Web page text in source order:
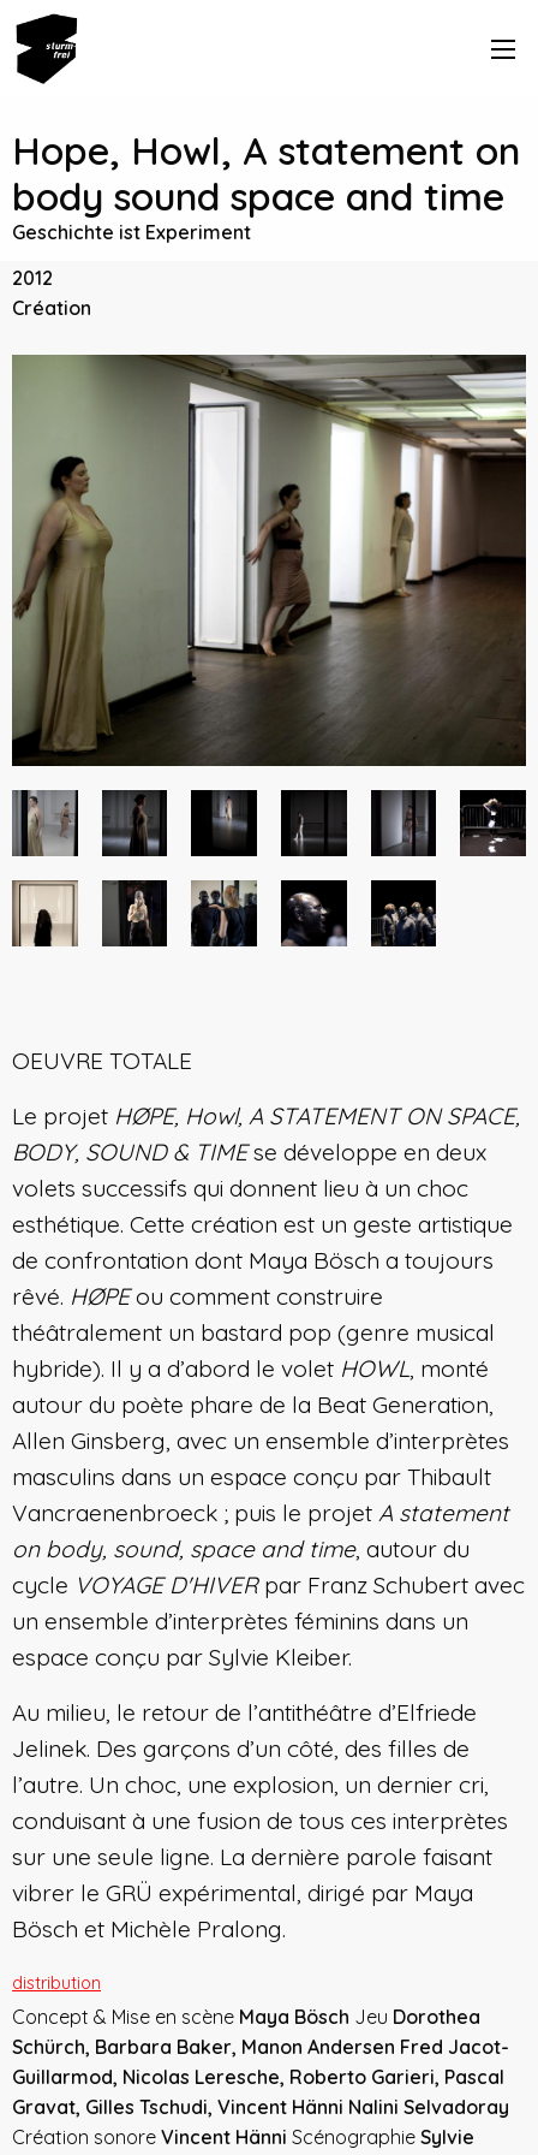
Hope, Howl, A statement on
body sound space and time
Geschichte ist Experiment
2012
Création
OEUVRE TOTALE
Le projet HØPE, Howl, A STATEMENT ON SPACE,
BODY, SOUND & TIMEse développe en deux
volets successifs qui donnent lieu à un choc
esthétique. Cette création est un geste artistique
de confrontation dont Maya Bösch a toujours
rêvé. HØPEou comment construire
théâtralement un bastard pop (genre musical
hybride). Il y a d’abord le volet HOWL , monté
autour du poète phare de la Beat Generation,
Allen Ginsberg, avec un ensemble d’interprètes
masculins dans un espace conçu par Thibault
Vancraenenbroeck ; puis le projet A statement
on body, sound, space and time, autour du
cycle VOYAGE D'HIVER par Franz Schubert avec
un ensemble d’interprètes féminins dans un
espace conçu par Sylvie Kleiber.
Au milieu, le retour de l’antithéâtre d’Elfriede
Jelinek. Des garçons d’un côté, des filles de
l’autre. Un choc, une explosion, un dernier cri,
conduisant à une fusion de tous ces interprètes
sur une seule ligne. La dernière parole faisant
vibrer le GRÜ expérimental, dirigé par Maya
Bösch et Michèle Pralong.
distribution
Concept & Mise en scène Maya Bösch Jeu Dorothea
Schürch, Barbara Baker, Manon Andersen Fred Jacot-
Guillarmod, Nicolas Leresche, Roberto Garieri, Pascal
Gravat, Gilles Tschudi, Vincent Hänni Nalini Selvadoray
Création sonore Vincent Hänni Scénographie Sylvie